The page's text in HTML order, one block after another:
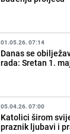
01.05.26. 07:14
Danas se
rada: Sretan 1.
05.04.26. 07:00
Katolici širom
praznik ljubavi i